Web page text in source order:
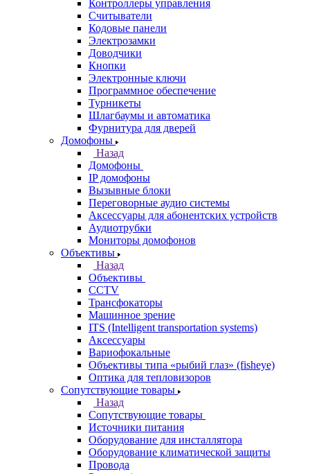
Контроллеры управления
Считыватели
Кодовые панели
Электрозамки
Доводчики
Кнопки
Электронные ключи
Программное обеспечение
Турникеты
Шлагбаумы и автоматика
Фурнитура для дверей
Домофоны
Назад
Домофоны
IP домофоны
Вызывные блоки
Переговорные аудио системы
Аксессуары для абонентских устройств
Аудиотрубки
Мониторы домофонов
Объективы
Назад
Объективы
CCTV
Трансфокаторы
Машинное зрение
ITS (Intelligent transportation systems)
Аксессуары
Вариофокальные
Объективы типа «рыбий глаз» (fisheye)
Оптика для тепловизоров
Сопутствующие товары
Назад
Сопутствующие товары
Источники питания
Оборудование для инсталлятора
Оборудование климатической защиты
Провода